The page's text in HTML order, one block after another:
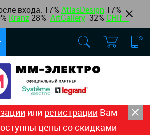
входа: 17% AtlasDesign 17%
Kranz 28% ArtGallery 32% CHINT
или регистрации Вам
цены со скидками